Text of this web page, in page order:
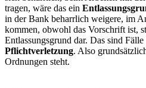
tragen, wäre das ein
in der Bank beharrlich weigere, im
kommen, obwohl das Vorschrift ist,
Entlassungsgrund dar. Das sind Fälle
Pflichtverletzung. Also
Ordnungen steht.